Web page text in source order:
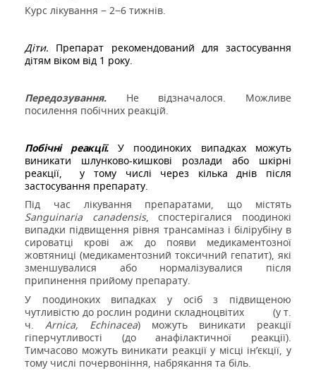
Курс лікування − 2−6 тижнів.
Діти. Препарат рекомендований для застосування
дітям віком від 1 року.
Передозування.
Не відзначалося. Можливе
посилення побічних реакцій.
Побічні реакції.У поодиноких випадках можуть
виникати шлунково-кишкові розлади або шкірні
реакції,
у тому числі через кілька днів після
застосування препарату.
Під час лікування препаратами, що містять
Sanguinaria
canadensis, спостерігалися поодинокі
випадки підвищення рівня трансаміназ і білірубіну в
сироватці крові аж до появи медикаментозної
жовтяниці (медикаментозний токсичний гепатит), які
зменшувалися або нормалізувалися після
припинення прийому препарату.
У поодиноких випадках у осіб з підвищеною
чутливістю до рослин родини складноцвітих
(у т.
ч. Arnica, Echinacea) можуть виникати реакції
гіперчутливості (до анафілактичної реакції).
Тимчасово можуть виникати реакції у місці ін’єкції, у
тому числі почервоніння, набрякання та біль.